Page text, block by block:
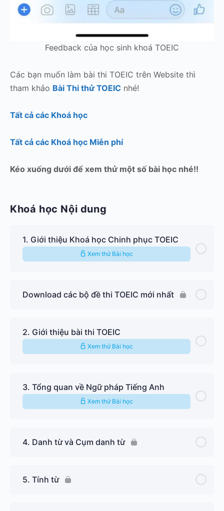
Feedback của học sinh khoá TOEIC
Các bạn muốn làm bài thi TOEIC trên Website thì
tham khảo Bài Thi thử TOEIC nhé!
Tất cả các Khoá học
Tất cả các Khoá học Miễn phí
Kéo xuống dưới để xem thử một số bài học nhé!!
Khoá học Nội dung
1. Giới thiệu Khoá học Chinh phục TOEIC
Xem thử Bài học
Download các bộ đề thi TOEIC mới nhất
2. Giới thiệu bài thi TOEIC
Xem thử Bài học
3. Tổng quan về Ngữ pháp Tiếng Anh
Xem thử Bài học
4. Danh từ và Cụm danh từ
5. Tính từ